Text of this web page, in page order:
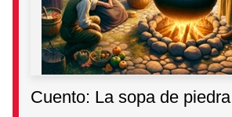
Cuento: La sopa de piedra